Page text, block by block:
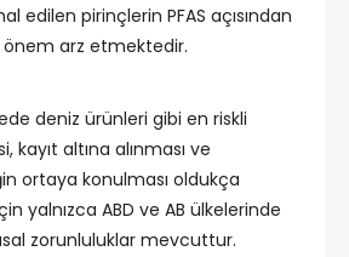
edilen pirinçlerin PFAS açısından
arz etmektedir.
deniz ürünleri gibi en riskli
kayıt altına alınması ve
ortaya konulması oldukça
yalnızca ABD ve AB ülkelerinde
zorunluluklar mevcuttur.